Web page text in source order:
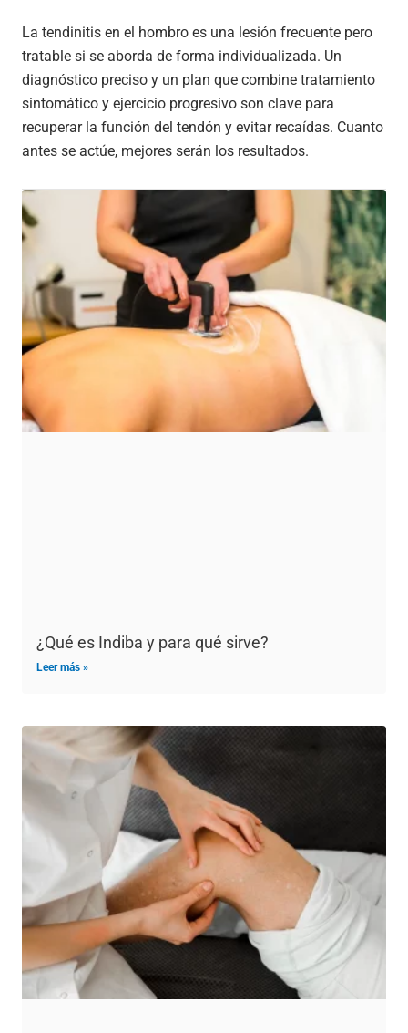
La tendinitis en el hombro es una lesión frecuente pero
tratable si se aborda de forma individualizada. Un
diagnóstico preciso y un plan que combine tratamiento
sintomático y ejercicio progresivo son clave para
recuperar la función del tendón y evitar recaídas. Cuanto
antes se actúe, mejores serán los resultados.
¿Qué es Indiba y para qué sirve?
Leer más »